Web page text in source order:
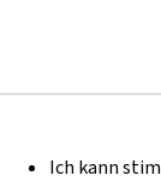
Ich kann